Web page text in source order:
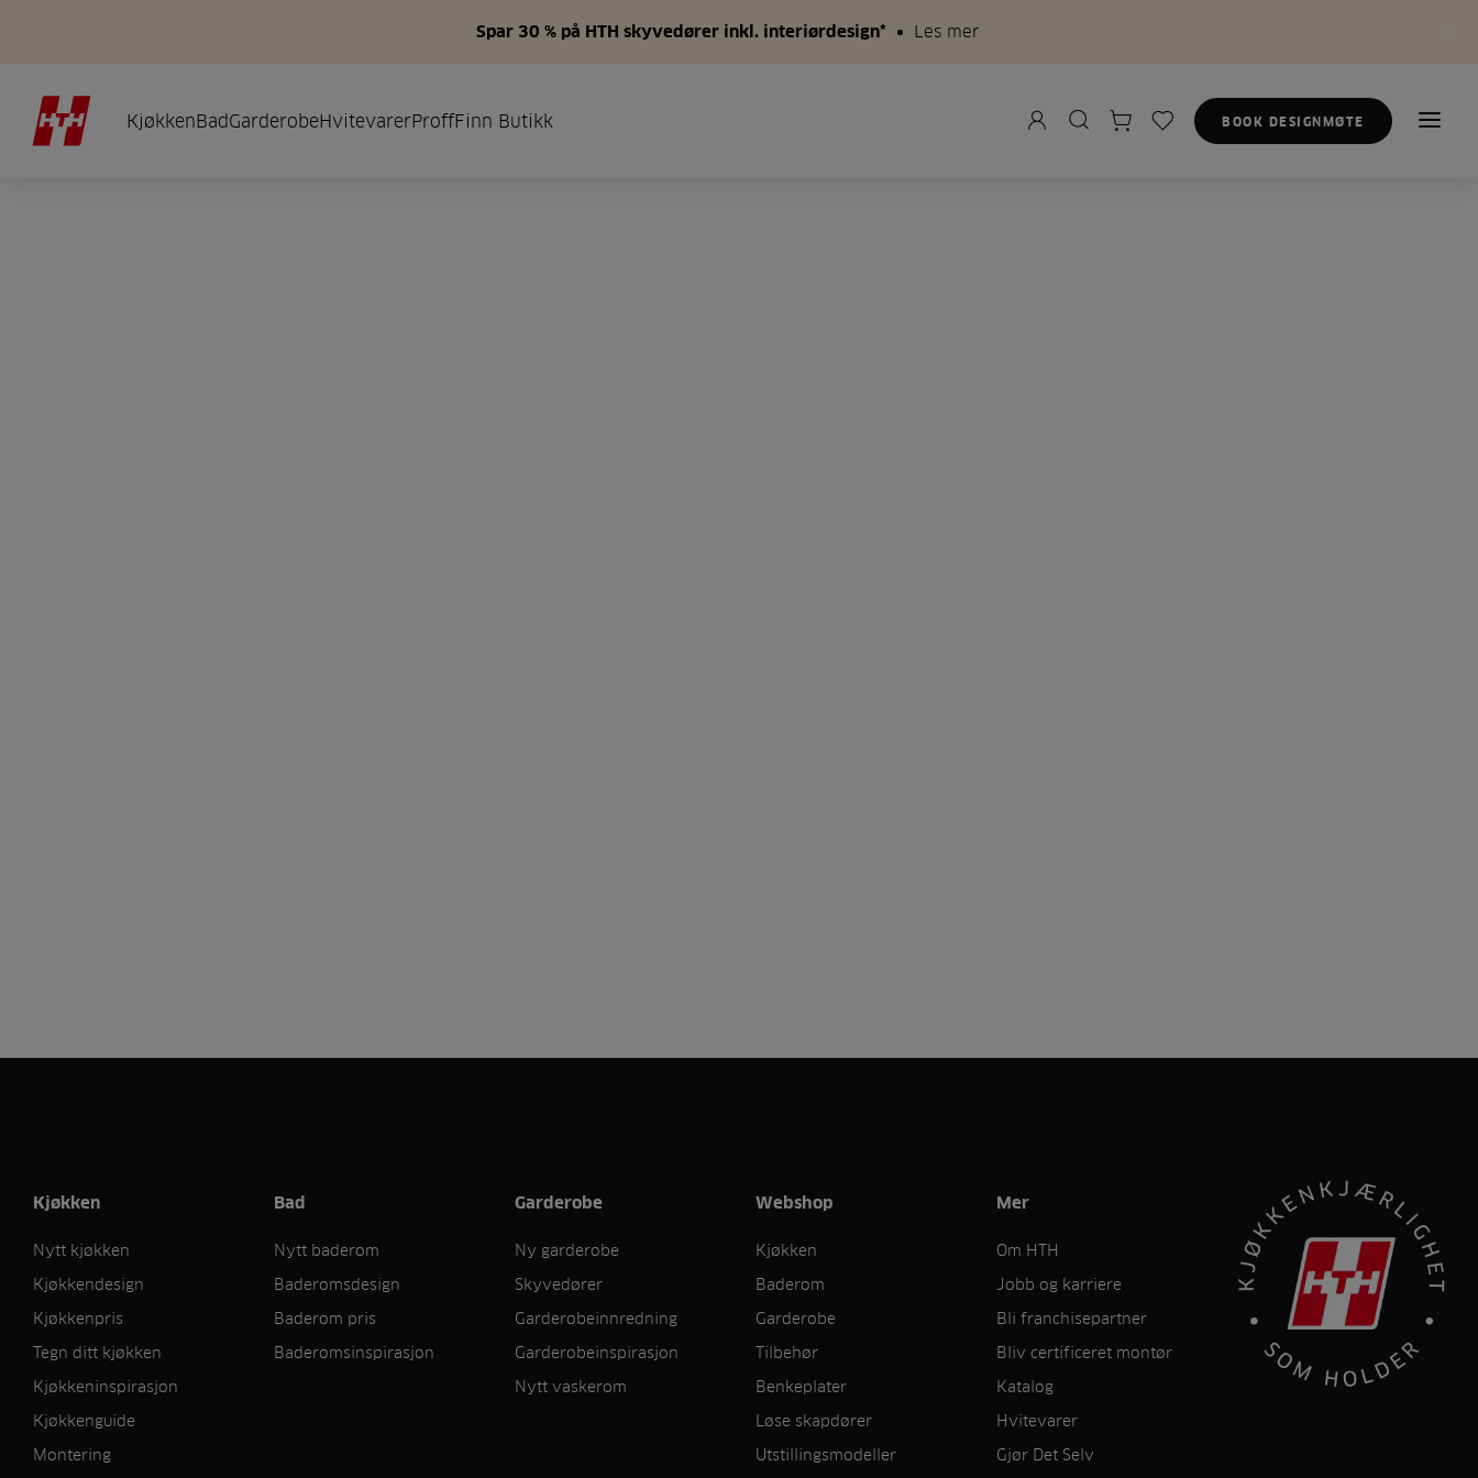
Spar 30 % på HTH skyvedører inkl. interiørdesign* Les mer
KjøkkenBadGarderobeHvitevarerProffFinn Butikk BOOK DESIGNMØTE
Kjøkken
Nytt kjøkken
Kjøkkendesign
Kjøkkenpris
Tegn ditt kjøkken
Kjøkkeninspirasjon
Kjøkkenguide
Montering
Bad
Nytt baderom
Baderomsdesign
Baderom pris
Baderomsinspirasjon
Garderobe
Ny garderobe
Skyvedører
Garderobeinnredning
Garderobeinspirasjon
Nytt vaskerom
Webshop
Kjøkken
Baderom
Garderobe
Tilbehør
Benkeplater
Løse skapdører
Utstillingsmodeller
Mer
Om HTH
Jobb og karriere
Bli franchisepartner
Bliv certificeret montør
Katalog
Hvitevarer
Gjør Det Selv